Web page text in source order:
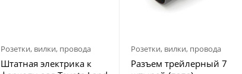
Розетки, вилки, провода
Штатная электрика к
Розетки, вилки, провода
Разъем трейлерный 7